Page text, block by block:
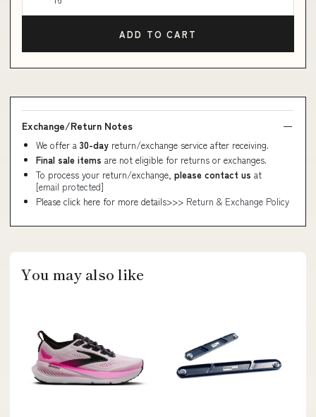
ADD TO CART
Exchange/Return Notes
We offer a 30-day return/exchange service after receiving.
Final sale items are not eligible for returns or exchanges.
To process your return/exchange, please contact us at
[email protected]
Please click here for more details>>> Return & Exchange Policy
You may also like